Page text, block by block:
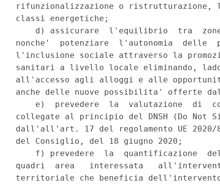
rifunzionalizzazione o ristrutturazione,
classi energetiche;
d) assicurare  l'equilibrio  tra
nonche'  potenziare  l'autonomia  delle
l'inclusione sociale attraverso la
sanitari a livello locale eliminando,
all'accesso agli alloggi e alle
anche delle nuove possibilita' offerte
e)  prevedere  la  valutazione  di
collegate al principio del DNSH (Do Not
dall'all'art. 17 del regolamento UE 2020/
del Consiglio, del 18 giugno 2020;
f) prevedere  la  quantificazione
quadri  area   interessata
territoriale che beneficia